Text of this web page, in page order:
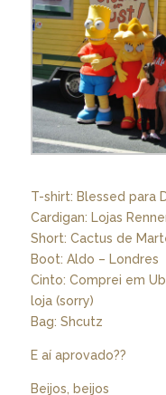
T-shirt: Blessed para
Cardigan: Lojas
Short: Cactus de
Boot: Aldo – Londres
Cinto: Comprei em
loja (sorry)
Bag: Shcutz
E aí aprovado??
Beijos, beijos